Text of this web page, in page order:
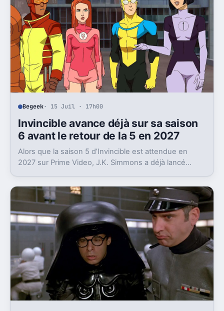
Begeek· 15 Juil · 17h00
Invincible avance déjà sur sa saison
6 avant le retour de la 5 en 2027
Alors que la saison 5 d’Invincible est attendue en
2027 sur Prime Video, J.K. Simmons a déjà lancé